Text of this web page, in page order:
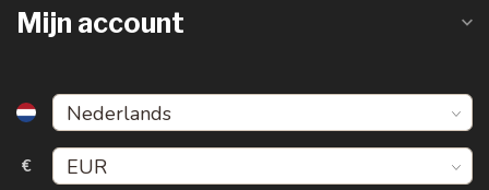
Mijn account
€